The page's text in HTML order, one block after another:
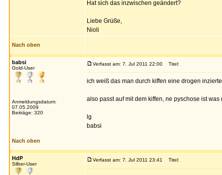
Hat sich das inzwischen geändert?
Liebe Grüße,
Nioli
Nach oben
babsi
Gold-User
Anmeldungsdatum:
07.05.2009
Beiträge: 320
Verfasst am: 7. Jul 2011 22:00 Titel:
ich weiß das man durch kiffen eine drogen
also passt auf mit dem kiffen, ne pyschose ist was
lg
babsi
Nach oben
HdP
Silber-User
Verfasst am: 7. Jul 2011 23:41 Titel: